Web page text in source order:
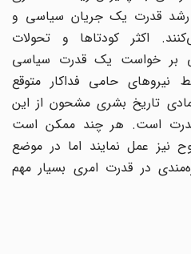
قدرت یک جریان سیاسی و
اکثر کودتاها و تحولات
بر خواست یک قدرت سیاسی
حامی فداکار متوقع
تاریخ بشری مشحون از این
است. هر چند ممکن است
نیز عمل نمایند اما در موضع
در قدرت امری بسیار مهم